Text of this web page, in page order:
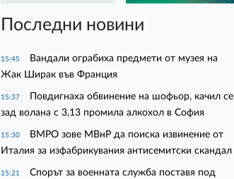
Последни новини
15:45
Вандали ограбиха предмети от музея на
Жак Ширак във Франция
15:37
Повдигнаха обвинение на шофьор, качил се
зад волана с 3,13 промила алкохол в София
15:30
ВМРО зове МВнР да поиска извинение от
Италия за изфабрикувания антисемитски скандал
15:21
Спорът за военната служба поставя под